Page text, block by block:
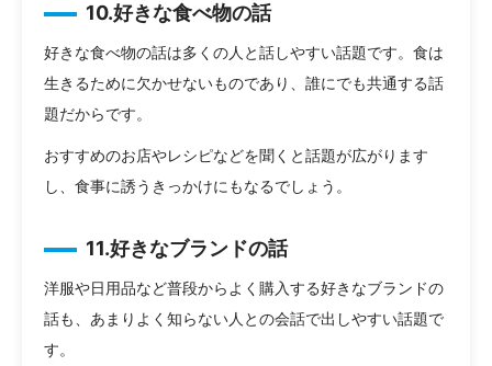
10.好きな食べ物の話
好きな食べ物の話は多くの人と話しやすい話題です。食は
生きるために欠かせないものであり、誰にでも共通する話
題だからです。
おすすめのお店やレシピなどを聞くと話題が広がります
し、食事に誘うきっかけにもなるでしょう。
11.好きなブランドの話
洋服や日用品など普段からよく購入する好きなブランドの
話も、あまりよく知らない人との会話で出しやすい話題で
す。